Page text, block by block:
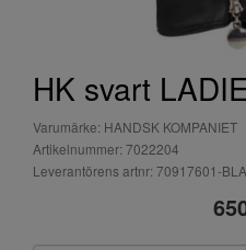
HK svart
Varumärke: HANDSK KOMPANIET
Artikelnummer: 7022204
Leverantörens artnr: 70917601-